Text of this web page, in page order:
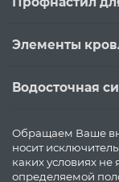
Элементы
Водосточная
Обращаем Ваше
носит
каких условиях не
определяемой